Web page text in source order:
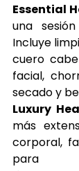
Essential
una
Incluye
cuero
facial,
secado y
Luxury
más
corporal,
para